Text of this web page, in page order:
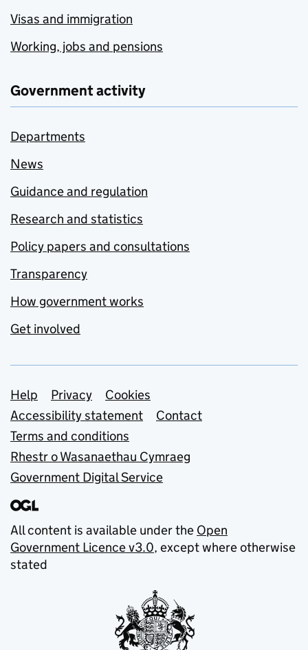
Visas and immigration
Working, jobs and pensions
Government activity
Departments
News
Guidance and regulation
Research and statistics
Policy papers and consultations
Transparency
How government works
Get involved
Support links
Help Privacy
Cookies
Accessibility statement
Contact
Terms and conditions
Rhestr o Wasanaethau Cymraeg
Government Digital Service
All content is available under the Open
Government Licence v3.0, except where otherwise
stated